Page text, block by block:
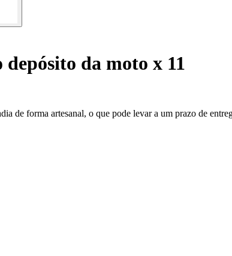
da moto x 11
de forma artesanal, o que pode levar a um prazo de